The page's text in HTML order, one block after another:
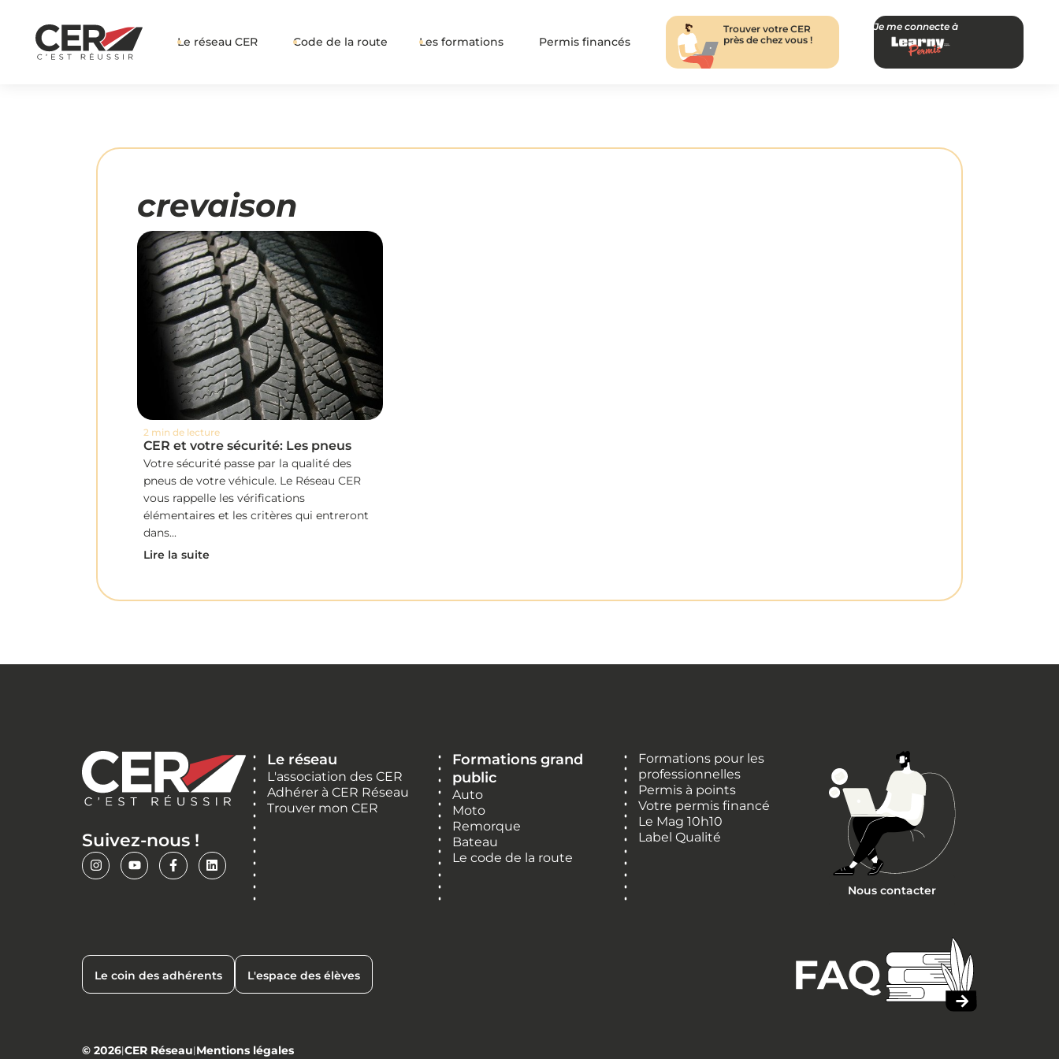
Le réseau CER Code de la route Les formations Permis financés
Trouver votre CER
près de chez vous !
Je me connecte à
crevaison
2 min de lecture
CER et votre sécurité: Les pneus
Votre sécurité passe par la qualité des
pneus de votre véhicule. Le Réseau CER
vous rappelle les vérifications
élémentaires et les critères qui entreront
dans...
Lire la suite
Suivez-nous !
Le réseau
L'association des CER
Adhérer à CER Réseau
Trouver mon CER
Formations grand
public
Auto
Moto
Remorque
Bateau
Le code de la route
Formations pour les
professionnelles
Permis à points
Votre permis financé
Le Mag 10h10
Label Qualité
Nous contacter
Le coin des adhérents L'espace des élèves
© 2026|CER Réseau|Mentions légales